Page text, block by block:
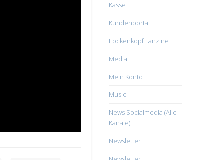
Kasse
Kundenportal
Lockenkopf Fanzine
Media
Mein Konto
Music
News Socialmedia (Alle
Kanäle)
Newsletter